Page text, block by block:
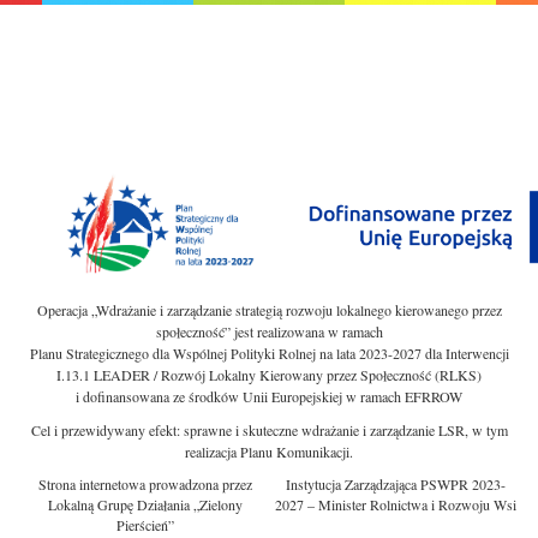
Operacja „Wdrażanie i zarządzanie strategią rozwoju lokalnego kierowanego przez
społeczność” jest realizowana w ramach
Planu Strategicznego dla Wspólnej Polityki Rolnej na lata 2023-2027 dla Interwencji
I.13.1 LEADER / Rozwój Lokalny Kierowany przez Społeczność (RLKS)
i dofinansowana ze środków Unii Europejskiej w ramach EFRROW
Cel i przewidywany efekt: sprawne i skuteczne wdrażanie i zarządzanie LSR, w tym
realizacja Planu Komunikacji.
Strona internetowa prowadzona przez
Lokalną Grupę Działania „Zielony
Pierścień”
Instytucja Zarządzająca PSWPR 2023-
2027 – Minister Rolnictwa i Rozwoju Wsi